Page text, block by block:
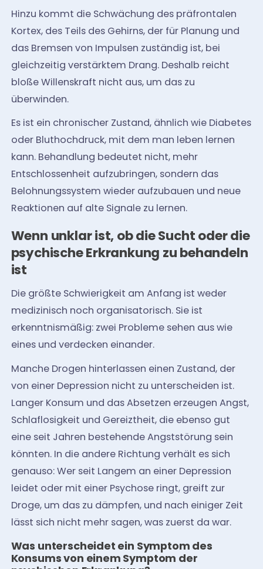
Hinzu kommt die Schwächung des präfrontalen
Kortex, des Teils des Gehirns, der für Planung und
das Bremsen von Impulsen zuständig ist, bei
gleichzeitig verstärktem Drang. Deshalb reicht
bloße Willenskraft nicht aus, um das zu
überwinden.
Es ist ein chronischer Zustand, ähnlich wie Diabetes
oder Bluthochdruck, mit dem man leben lernen
kann. Behandlung bedeutet nicht, mehr
Entschlossenheit aufzubringen, sondern das
Belohnungssystem wieder aufzubauen und neue
Reaktionen auf alte Signale zu lernen.
Wenn unklar ist, ob die Sucht oder die
psychische Erkrankung zu behandeln
ist
Die größte Schwierigkeit am Anfang ist weder
medizinisch noch organisatorisch. Sie ist
erkenntnismäßig: zwei Probleme sehen aus wie
eines und verdecken einander.
Manche Drogen hinterlassen einen Zustand, der
von einer Depression nicht zu unterscheiden ist.
Langer Konsum und das Absetzen erzeugen Angst,
Schlaflosigkeit und Gereiztheit, die ebenso gut
eine seit Jahren bestehende Angststörung sein
könnten. In die andere Richtung verhält es sich
genauso: Wer seit Langem an einer Depression
leidet oder mit einer Psychose ringt, greift zur
Droge, um das zu dämpfen, und nach einiger Zeit
lässt sich nicht mehr sagen, was zuerst da war.
Was unterscheidet ein Symptom des
Konsums von einem Symptom der